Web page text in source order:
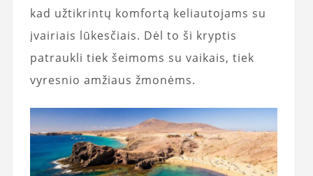
kad užtikrintų komfortą keliautojams su
įvairiais lūkesčiais. Dėl to ši kryptis
patraukli tiek šeimoms su vaikais, tiek
vyresnio amžiaus žmonėms.